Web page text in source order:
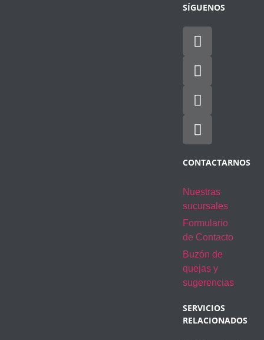
SÍGUENOS
CONTACTARNOS
Nuestras
sucursales
Formulario
de Contacto
Buzón de
quejas y
sugerencias
SERVICIOS
RELACIONADOS